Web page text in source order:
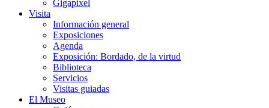
Gigapixel
Visita
Información general
Exposiciones
Agenda
Exposición: Bordado, de la virtud
Biblioteca
Servicios
Visitas guiadas
El Museo